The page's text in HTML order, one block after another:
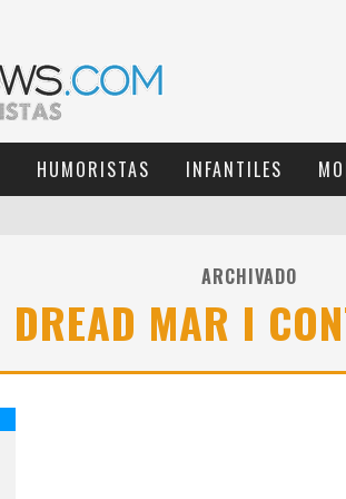
HUMORISTAS INFANTILES
ARCHIVADO
DREAD MAR I